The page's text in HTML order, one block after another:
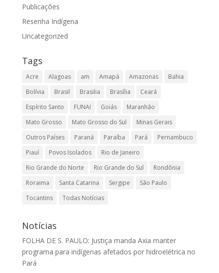
Publicações
Resenha Indígena
Uncategorized
Tags
Acre Alagoas am Amapá Amazonas
Bahia
Bolívia
Brasil Brasilia Brasília
Ceará
Espírito Santo
FUNAI Goiás
Maranhão
Mato Grosso
Mato Grosso do Sul
Minas Gerais
Outros Países
Paraná Paraíba Pará
Pernambuco
Piauí
Povos Isolados
Rio de Janeiro
Rio Grande do Norte
Rio Grande do Sul
Rondônia
Roraima
Santa Catarina Sergipe
São Paulo
Tocantins
Todas Notícias
Notícias
FOLHA DE S. PAULO: Justiça manda Axia manter
programa para indígenas afetados por hidroelétrica no
Pará